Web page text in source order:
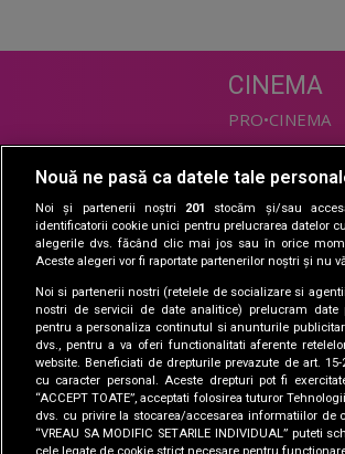
CINEMA
PRO•CINEMA
PRO•TV
Romanii au
Las Fierbinti
La Maruta
Apropo TV
Nouă ne pasă ca datele tale
Noi și partenerii noștri 201
stocăm și/sau
identificatorii cookie unici pentru prelucrarea datelor
alegerile dvs. făcând clic mai jos sau în orice
Aceste alegeri vor fi raportate partenerilor noștri și nu
Noi si partenerii nostri (retelele de socializare si
nostri de servicii de date analitice) prelucram date
pentru a personaliza continutul si anunturile
dvs., pentru a va oferi functionalitati aferente
website. Beneficiati de drepturile prevazute de art.
cu caracter personal. Aceste drepturi pot fi
“ACCEPT TOATE”, acceptati folosirea tuturor
dvs. cu privire la stocarea/accesarea informatiilor de
“VREAU SA MODIFIC SETARILE INDIVIDUAL”
cele legate de cookie strict necesare pentru